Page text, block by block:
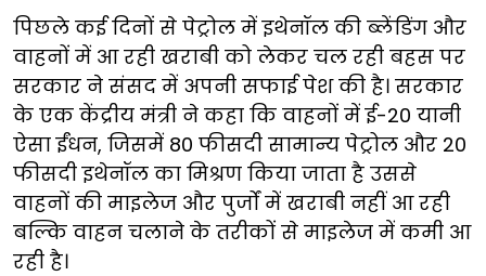
पिछले कई दिनों से पेट्रोल में इथेनॉल की ब्लेंडिंग और
वाहनों में आ रही खराबी को लेकर चल रही बहस पर
सरकार ने संसद में अपनी सफाई पेश की है। सरकार
के एक केंद्रीय मंत्री ने कहा कि वाहनों में ई-20 यानी
ऐसा ईंधन, जिसमें 80 फीसदी सामान्य पेट्रोल और 20
फीसदी इथेनॉल का मिश्रण किया जाता है उससे
वाहनों की माइलेज और पुर्जों में खराबी नहीं आ रही
बल्कि वाहन चलाने के तरीकों से माइलेज में कमी आ
रही है।